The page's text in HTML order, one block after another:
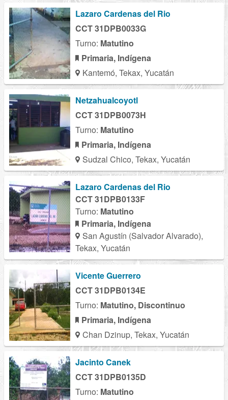
Lazaro Cardenas del Rio
CCT 31DPB0033G
Turno: Matutino
Primaria, Indígena
Kantemó, Tekax, Yucatán
Netzahualcoyotl
CCT 31DPB0073H
Turno: Matutino
Primaria, Indígena
Sudzal Chico, Tekax, Yucatán
Lazaro Cardenas del Rio
CCT 31DPB0133F
Turno: Matutino
Primaria, Indígena
San Agustín (Salvador Alvarado),
Tekax, Yucatán
Vicente Guerrero
CCT 31DPB0134E
Turno: Matutino, Discontinuo
Primaria, Indígena
Chan Dzinup, Tekax, Yucatán
Jacinto Canek
CCT 31DPB0135D
Turno: Matutino